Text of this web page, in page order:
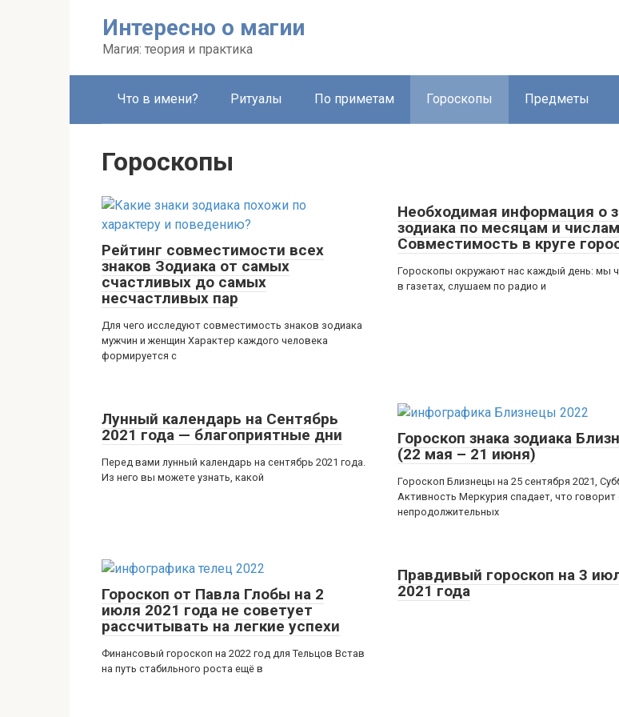
Интересно о магии
Магия: теория и практика
Что в имени? Ритуалы По приметам Гороскопы Предметы
Гороскопы
Рейтинг совместимости всех
знаков Зодиака от самых
счастливых до самых
несчастливых пар
Для чего исследуют совместимость знаков зодиака
мужчин и женщин Характер каждого человека
формируется с
Необходимая информация о
зодиака по месяцам и
Совместимость в круге
Гороскопы окружают нас каждый день: мы
в газетах, слушаем по радио и
Лунный календарь на Сентябрь
2021 года — благоприятные дни
Перед вами лунный календарь на сентябрь 2021 года.
Из него вы можете узнать, какой
Гороскоп знака зодиака
(22 мая – 21 июня)
Гороскоп Близнецы на 25 сентября 2021,
Активность Меркурия спадает, что говорит
непродолжительных
Гороскоп от Павла Глобы на 2
июля 2021 года не советует
рассчитывать на легкие успехи
Финансовый гороскоп на 2022 год для Тельцов Встав
на путь стабильного роста ещё в
Правдивый гороскоп на 3
2021 года